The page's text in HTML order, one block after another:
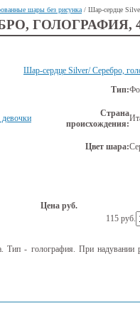
шары без рисунка / Шар-сердце
ГОЛОГРАФИЯ,
Шар-сердце Silver/ Серебро,
Тип:
Страна
происхождения:
Цвет шара:
Цена руб.
115 руб.
- голография. При надувании